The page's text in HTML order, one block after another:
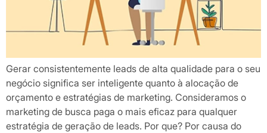
Gerar consistentemente leads de alta qualidade para o seu
negócio significa ser inteligente quanto à alocação de
orçamento e estratégias de marketing. Consideramos o
marketing de busca paga o mais eficaz para qualquer
estratégia de geração de leads. Por que? Por causa do